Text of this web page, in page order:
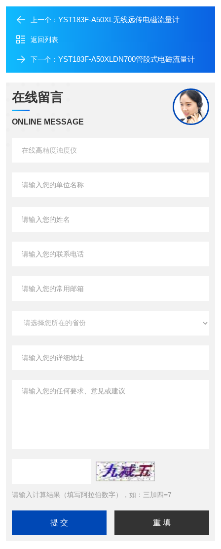
上一个： YST183F-A50XL无线远传电磁流量计
返回列表
下一个： YST183F-A50XLDN700管段式电磁流量计
在线留言
ONLINE MESSAGE
请输入计算结果（填写阿拉伯数字），如：三加四=7